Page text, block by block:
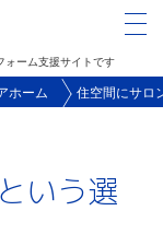
ォーム支援サイトです
ホーム 住空間にサロ
いう選